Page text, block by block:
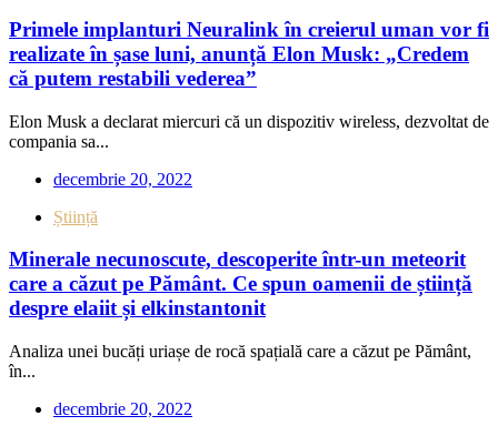
Primele implanturi Neuralink în creierul uman vor fi
realizate în șase luni, anunță Elon Musk: „Credem
că putem restabili vederea”
Elon Musk a declarat miercuri că un dispozitiv wireless, dezvoltat de
compania sa...
decembrie 20, 2022
Știință
Minerale necunoscute, descoperite într-un meteorit
care a căzut pe Pământ. Ce spun oamenii de știință
despre elaiit și elkinstantonit
Analiza unei bucăți uriașe de rocă spațială care a căzut pe Pământ,
în...
decembrie 20, 2022